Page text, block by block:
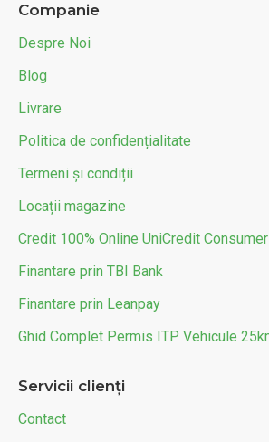
Companie
Despre Noi
Blog
Livrare
Politica de confidențialitate
Termeni și condiții
Locații magazine
Credit 100% Online UniCredit
Finantare prin TBI Bank
Finantare prin Leanpay
Ghid Complet Permis ITP Vehicule
Servicii clienți
Contact